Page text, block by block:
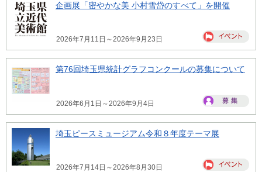
企画展「密やかな美 小村雪岱のすべて」を開催
2026年7月11日～2026年9月23日
第76回埼玉県統計グラフコンクールの募集について
2026年6月1日～2026年9月4日
埼玉ピースミュージアム令和８年度テーマ展
2026年7月14日～2026年8月30日